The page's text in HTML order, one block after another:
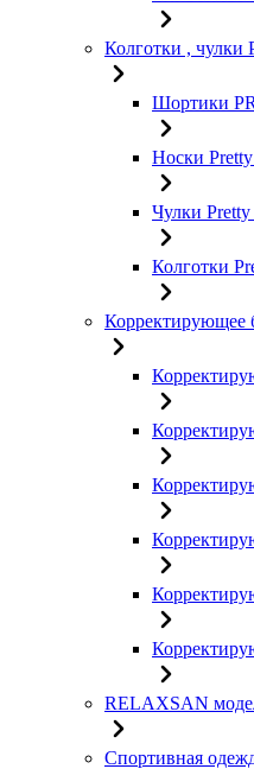
Колготки , чулки
Шортики
Носки
Чулки
Колготки
Корректирующее
RELAXSAN
Спортивная